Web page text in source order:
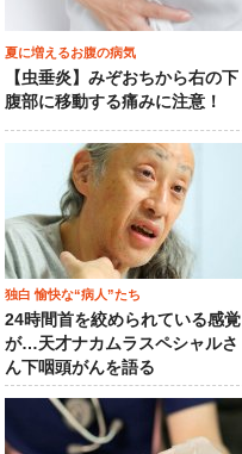
夏に増えるお腹の病気
【虫垂炎】みぞおちから右の下
腹部に移動する痛みに注意！
独白 愉快な“病人”たち
24時間首を絞められている感覚
が…天才ナカムラスペシャルさ
ん下咽頭がんを語る